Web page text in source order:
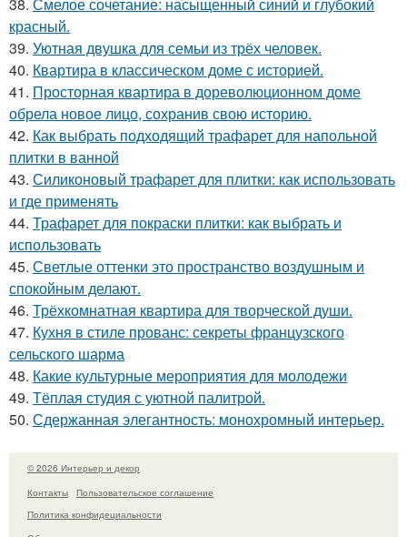
красный.
39. Уютная двушка для семьи из трёх человек.
40. Квартира в классическом доме с историей.
41. Просторная квартира в дореволюционном доме
обрела новое лицо, сохранив свою историю.
42. Как выбрать подходящий трафарет для напольной
плитки в ванной
43. Силиконовый трафарет для плитки: как использовать
и где применять
44. Трафарет для покраски плитки: как выбрать и
использовать
45. Светлые оттенки это пространство воздушным и
спокойным делают.
46. Трёхкомнатная квартира для творческой души.
47. Кухня в стиле прованс: секреты французского
сельского шарма
48. Какие культурные мероприятия для молодежи
49. Тёплая студия с уютной палитрой.
50. Сдержанная элегантность: монохромный интерьер.
© 2026 Интерьер и декор
Контакты
Пользовательское соглашение
Политика конфидециальности